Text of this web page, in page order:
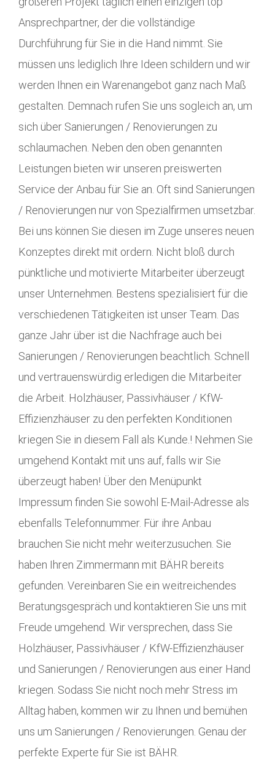
Ansprechpartner, der die vollständige
Durchführung für Sie in die Hand nimmt. Sie
müssen uns lediglich Ihre Ideen schildern und wir
werden Ihnen ein Warenangebot ganz nach Maß
gestalten. Demnach rufen Sie uns sogleich an, um
sich über Sanierungen / Renovierungen zu
schlaumachen. Neben den oben genannten
Leistungen bieten wir unseren preiswerten
Service der Anbau für Sie an. Oft sind Sanierungen
/ Renovierungen nur von Spezialfirmen umsetzbar.
Bei uns können Sie diesen im Zuge unseres neuen
Konzeptes direkt mit ordern. Nicht bloß durch
pünktliche und motivierte Mitarbeiter überzeugt
unser Unternehmen. Bestens spezialisiert für die
verschiedenen Tätigkeiten ist unser Team. Das
ganze Jahr über ist die Nachfrage auch bei
Sanierungen / Renovierungen beachtlich. Schnell
und vertrauenswürdig erledigen die Mitarbeiter
die Arbeit. Holzhäuser, Passivhäuser / KfW-
Effizienzhäuser zu den perfekten Konditionen
kriegen Sie in diesem Fall als Kunde.! Nehmen Sie
umgehend Kontakt mit uns auf, falls wir Sie
überzeugt haben! Über den Menüpunkt
Impressum finden Sie sowohl E-Mail-Adresse als
ebenfalls Telefonnummer. Für ihre Anbau
brauchen Sie nicht mehr weiterzusuchen. Sie
haben Ihren Zimmermann mit BÄHR bereits
gefunden. Vereinbaren Sie ein weitreichendes
Beratungsgespräch und kontaktieren Sie uns mit
Freude umgehend. Wir versprechen, dass Sie
Holzhäuser, Passivhäuser / KfW-Effizienzhäuser
und Sanierungen / Renovierungen aus einer Hand
kriegen. Sodass Sie nicht noch mehr Stress im
Alltag haben, kommen wir zu Ihnen und bemühen
uns um Sanierungen / Renovierungen. Genau der
perfekte Experte für Sie ist BÄHR.